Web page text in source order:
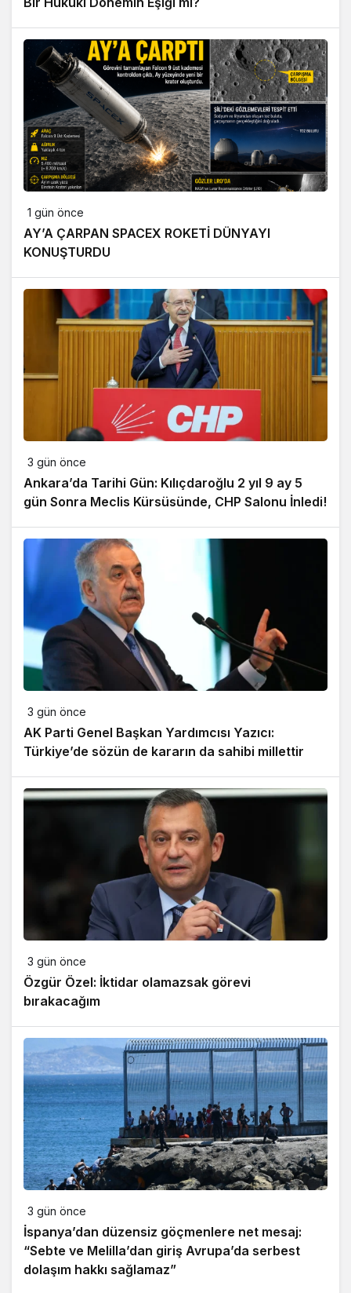
1 gün önce
AY’A ÇARPAN SPACEX ROKETİ DÜNYAYI
KONUŞTURDU
3 gün önce
Ankara’da Tarihi Gün: Kılıçdaroğlu 2 yıl 9 ay 5
gün Sonra Meclis Kürsüsünde, CHP Salonu İnledi!
3 gün önce
AK Parti Genel Başkan Yardımcısı Yazıcı:
Türkiye’de sözün de kararın da sahibi millettir
3 gün önce
Özgür Özel: İktidar olamazsak görevi
bırakacağım
3 gün önce
İspanya’dan düzensiz göçmenlere net mesaj:
“Sebte ve Melilla’dan giriş Avrupa’da serbest
dolaşım hakkı sağlamaz”